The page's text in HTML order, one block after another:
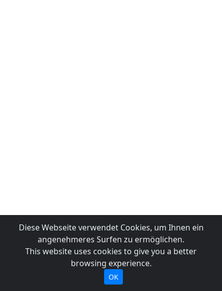
Diese Webseite verwendet Cookies, um Ihnen ein
angenehmeres Surfen zu ermöglichen.
This website uses cookies to give you a better
browsing experience.
OK